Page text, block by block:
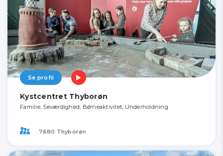
Se profil
Kystcentret Thyborøn
Familie, Seværdighed, Børneaktivitet, Underholdning
7680 Thyborøn